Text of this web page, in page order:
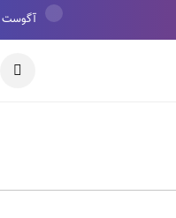
آگوست 6, 2026